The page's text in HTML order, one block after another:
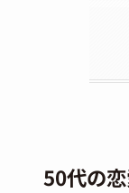
50代の